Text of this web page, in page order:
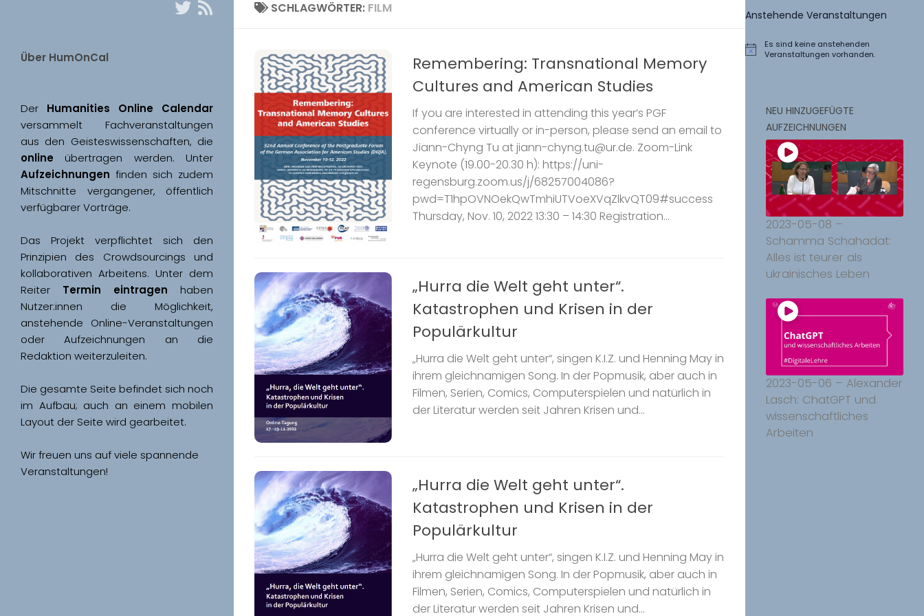
SCHLAGWÖRTER: FILM
Remembering: Transnational Memory
Cultures and American Studies
If you are interested in attending this year’s PGF
conference virtually or in-person, please send an email to
Jiann-Chyng Tu at jiann-chyng.tu@ur.de. Zoom-Link
Keynote (19.00-20.30 h): https://uni-
regensburg.zoom.us/j/68257004086?
pwd=T1hpOVNOekQwTmhiUTVoeXVqZlkvQT09#success
Thursday, Nov. 10, 2022 13:30 – 14:30 Registration...
„Hurra die Welt geht unter“.
Katastrophen und Krisen in der
Populärkultur
„Hurra die Welt geht unter“, singen K.I.Z. und Henning May in
ihrem gleichnamigen Song. In der Popmusik, aber auch in
Filmen, Serien, Comics, Computerspielen und natürlich in
der Literatur werden seit Jahren Krisen und...
„Hurra die Welt geht unter“.
Katastrophen und Krisen in der
Populärkultur
„Hurra die Welt geht unter“, singen K.I.Z. und Henning May in
ihrem gleichnamigen Song. In der Popmusik, aber auch in
Filmen, Serien, Comics, Computerspielen und natürlich in
der Literatur werden seit Jahren Krisen und...
Über HumOnCal
Der
versammelt Fachveranstaltungen
online
Aufzeichnungen finden sich zudem
Mitschnitte vergangener, öffentlich
Das Projekt verpflichtet sich den
Prinzipien des Crowdsourcings und
kollaborativen Arbeitens. Unter dem
Reiter Termin eintragen haben
Nutzer:innen die Möglichkeit,
anstehende Online-Veranstaltungen
oder Aufzeichnungen an die
Redaktion weiterzuleiten.
Die gesamte Seite befindet sich noch
im Aufbau; auch an einem mobilen
Wir freuen uns auf viele spannende
Veranstaltungen!
Anstehende Veranstaltungen
Hinweis
Es sind keine anstehenden
Veranstaltungen vorhanden.
NEU HINZUGEFÜGTE
AUFZEICHNUNGEN
2023-05-08 –
Schamma Schahadat:
Alles ist teurer als
ukrainisches Leben
2023-05-06 – Alexander
Lasch: ChatGPT und
wissenschaftliches
Arbeiten